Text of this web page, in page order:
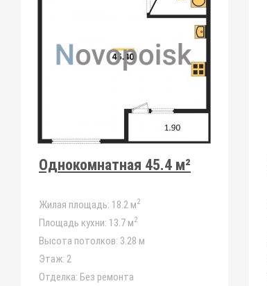
Однокомнатная 45.4 м²
Жилая площадь: 18.2 м2
Площадь кухни: 13.7 м2
Высота потолков: 3.28 м
Этаж: 2
Отделка: Без ремонта